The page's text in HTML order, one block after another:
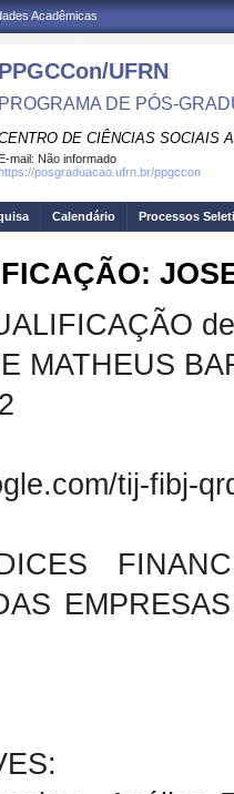
Acadêmicas
PPGCCon/UFRN
PROGRAMA DE PÓS-
DE CIÊNCIAS SOCIAIS
E-mail: Não informado
posgraduacao.ufrn.br/ppgccon
Calendário Processos
MATHEUS
tij-fibj-